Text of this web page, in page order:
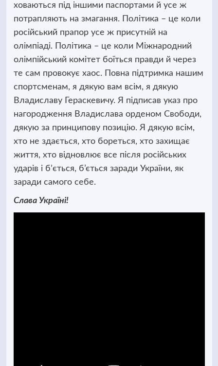
ховаються під іншими паспортами й усе ж
потрапляють на змагання. Політика – це коли
російський прапор усе ж присутній на
олімпіаді. Політика – це коли Міжнародний
олімпійський комітет боїться правди й через
те сам провокує хаос. Повна підтримка нашим
спортсменам, я дякую вам всім, я дякую
Владиславу Гераскевичу. Я підписав указ про
нагородження Владислава орденом Свободи,
дякую за принципову позицію. Я дякую всім,
хто не здається, хто бореться, хто захищає
життя, хто відновлює все після російських
ударів і бʼється, б’ється заради України, як
заради самого себе.
Слава Україні!